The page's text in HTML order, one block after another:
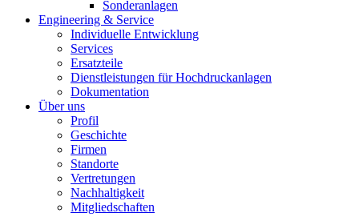
Sonderanlagen
Engineering & Service
Individuelle Entwicklung
Services
Ersatzteile
Dienstleistungen für Hochdruckanlagen
Dokumentation
Über uns
Profil
Geschichte
Firmen
Standorte
Vertretungen
Nachhaltigkeit
Mitgliedschaften